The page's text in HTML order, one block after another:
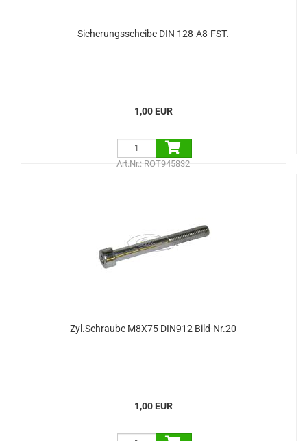
Sicherungsscheibe DIN 128-A8-FST.
1,00 EUR
Art.Nr.: ROT945832
Zyl.Schraube M8X75 DIN912 Bild-Nr.20
1,00 EUR